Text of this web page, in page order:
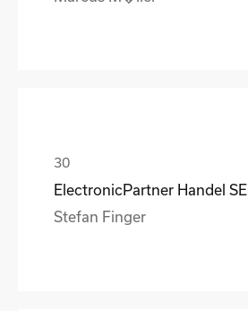
ElectronicPartner Handel SE
Stefan Finger